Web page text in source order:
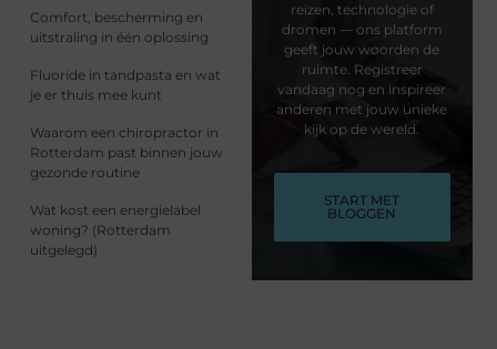
Comfort, bescherming en
uitstraling in één oplossing
Fluoride in tandpasta en wat
je er thuis mee kunt
Waarom een chiropractor in
Rotterdam past binnen jouw
gezonde routine
Wat kost een energielabel
woning? (Rotterdam
uitgelegd)
reizen, technologie of
dromen — ons platform
geeft jouw woorden de
ruimte. Registreer
vandaag nog en inspireer
anderen met jouw unieke
kijk op de wereld.
START MET
BLOGGEN